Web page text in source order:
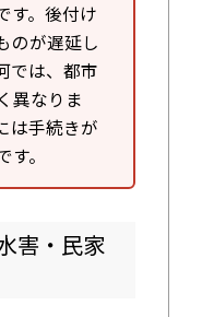
す。後付け
のが遅延し
では、都市
異なりま
は手続きが
。
害・民家